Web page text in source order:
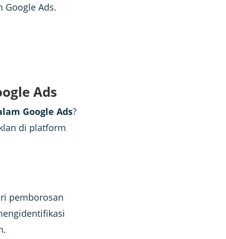
Google Ads.
Ads
Google Ads?
di platform
pemborosan